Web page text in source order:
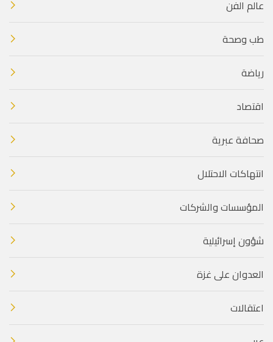
عالم الفن
طب وصحة
رياضة
اقتصاد
صحافة عبرية
انتهاكات الاحتلال
المؤسسات والشركات
شؤون إسرائيلية
العدوان على غزة
اعتقالات